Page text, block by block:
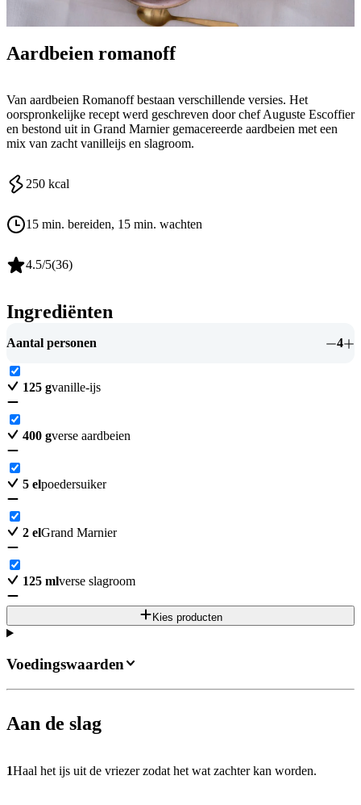
Aardbeien romanoff
Van aardbeien Romanoff bestaan verschillende versies. Het
oorspronkelijke recept werd geschreven door chef Auguste Escoffier
en bestond uit in Grand Marnier gemacereerde aardbeien met een
mix van zacht vanilleijs en slagroom.
250 kcal
15 min. bereiden, 15 min. wachten
4.5/5(36)
Ingrediënten
Aantal personen 4
125 gvanille-ijs
400 gverse aardbeien
5 elpoedersuiker
2 elGrand Marnier
125 mlverse slagroom
Kies producten
Aan de slag
1Haal het ijs uit de vriezer zodat het wat zachter kan worden.
Voedingswaarden